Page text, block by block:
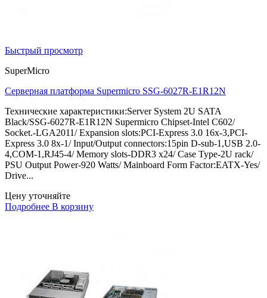
Быстрый просмотр
SuperMicro
Серверная платформа Supermicro SSG-6027R-E1R12N
Технические характеристики:Server System 2U SATA
Black/SSG-6027R-E1R12N Supermicro Chipset-Intel C602/
Socket.-LGA2011/ Expansion slots:PCI-Express 3.0 16x-3,PCI-
Express 3.0 8x-1/ Input/Output connectors:15pin D-sub-1,USB 2.0-
4,COM-1,RJ45-4/ Memory slots-DDR3 x24/ Case Type-2U rack/
PSU Output Power-920 Watts/ Mainboard Form Factor:EATX-Yes/
Drive...
Цену уточняйте
Подробнее В корзину